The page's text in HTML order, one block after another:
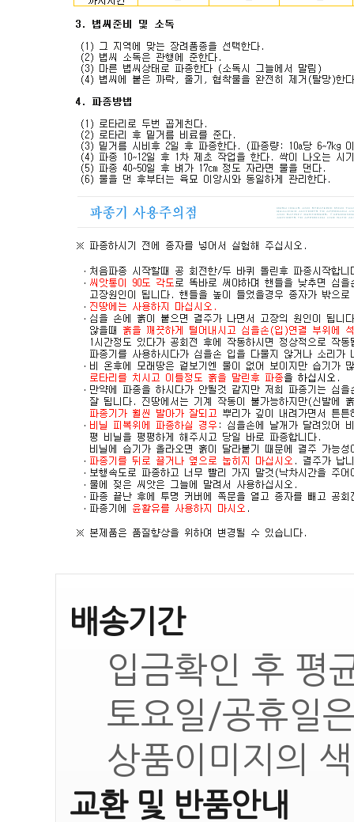
배송기간
입금확인 후 평
토요일/공휴일
상품이미지의
교환 및 반품안내